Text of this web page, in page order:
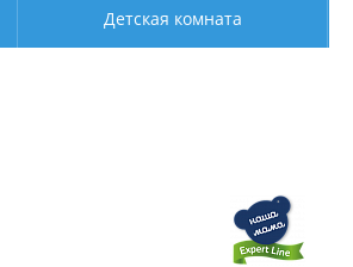
Детская комната